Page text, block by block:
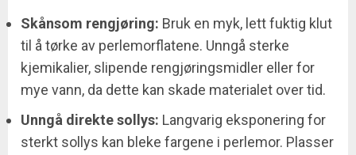
Skånsom rengjøring: Bruk en myk, lett fuktig klut
til å tørke av perlemorflatene. Unngå sterke
kjemikalier, slipende rengjøringsmidler eller for
mye vann, da dette kan skade materialet over tid.
Unngå direkte sollys: Langvarig eksponering for
sterkt sollys kan bleke fargene i perlemor. Plasser